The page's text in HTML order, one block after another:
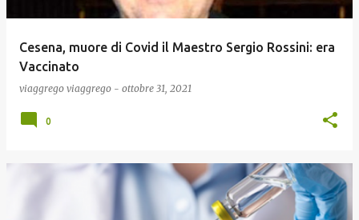
Cesena, muore di Covid il Maestro Sergio Rossini: era
Vaccinato
viaggrego viaggrego - ottobre 31, 2021
0